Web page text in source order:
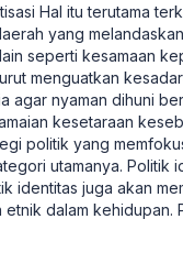
Hal itu terutama
yang
seperti kesamaan
menguatkan
agar nyaman dihuni
kesetaraan
politik yang
utamanya. Politik
identitas juga akan
dalam kehidupan.